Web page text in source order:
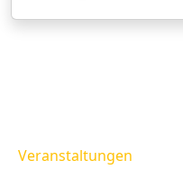
Veranstaltungen